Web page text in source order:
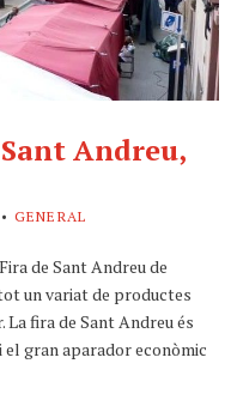
Andreu,
GENERAL
de Sant Andreu de
un variat de productes
fira de Sant Andreu és
el gran aparador econòmic